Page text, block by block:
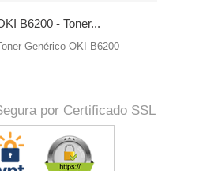
B6200 - Toner...
Genérico OKI B6200
por Certificado SSL